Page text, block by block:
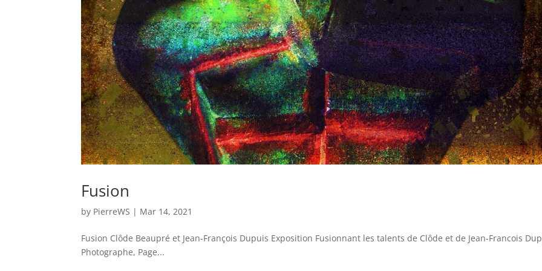
Fusion
by PierreWS | Mar 14, 2021
Fusion Clôde Beaupré et Jean-François Dupuis Exposition Fusionnant les talents de Clôde et de Jean-Francois
Photographe, Page...